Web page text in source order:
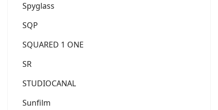
Spyglass
SQP
SQUARED 1 ONE
SR
STUDIOCANAL
Sunfilm